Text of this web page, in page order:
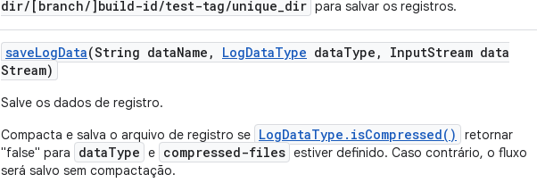
dir/[branch/]build-id/test-tag/unique_dir para salvar os registros.
saveLogData(String dataName , LogDataType dataType , InputStream data
Stream)
Salve os dados de registro.
Compacta e salva o arquivo de registro se LogDataType.isCompressed()
retornar
"false" para
dataType e compressed-files estiver definido. Caso contrário, o fluxo
será salvo sem compactação.